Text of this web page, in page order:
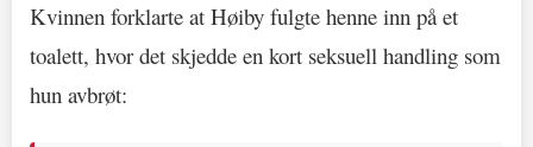
Kvinnen forklarte at Høiby fulgte henne inn på et
toalett, hvor det skjedde en kort seksuell handling som
hun avbrøt: